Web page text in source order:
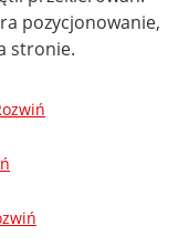
pozycjonowanie,
stronie.